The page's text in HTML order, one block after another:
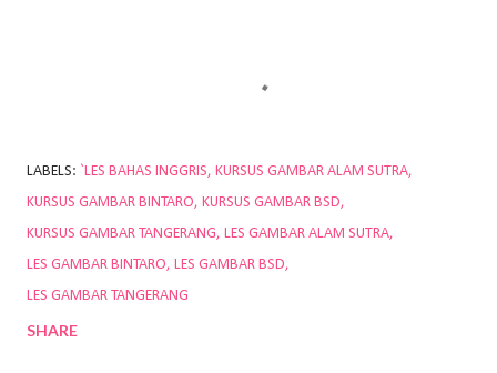
LABELS: `LES BAHAS INGGRIS
KURSUS GAMBAR ALAM SUTRA
KURSUS GAMBAR BINTARO
KURSUS GAMBAR BSD
KURSUS GAMBAR TANGERANG
LES GAMBAR ALAM SUTRA
LES GAMBAR BINTARO
LES GAMBAR BSD
LES GAMBAR TANGERANG
SHARE